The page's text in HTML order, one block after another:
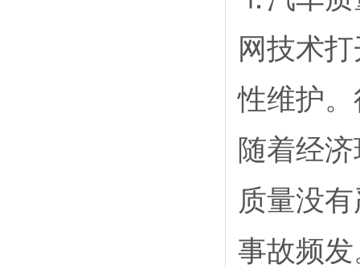
网技术
性维护
随着经
质量没
事故频